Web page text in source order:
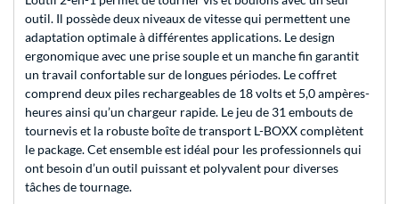
outil. Il possède deux niveaux de vitesse qui permettent une
adaptation optimale à différentes applications. Le design
ergonomique avec une prise souple et un manche fin garantit
un travail confortable sur de longues périodes. Le coffret
comprend deux piles rechargeables de 18 volts et 5,0 ampères-
heures ainsi qu’un chargeur rapide. Le jeu de 31 embouts de
tournevis et la robuste boîte de transport L-BOXX complètent
le package. Cet ensemble est idéal pour les professionnels qui
ont besoin d’un outil puissant et polyvalent pour diverses
tâches de tournage.